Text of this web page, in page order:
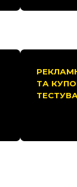
ТА